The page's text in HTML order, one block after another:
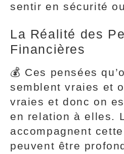
sentir en sécurité
La Réalité des
Financières
💰 Ces pensées
semblent vraies et
vraies et donc on
en relation à elles.
accompagnent
peuvent être